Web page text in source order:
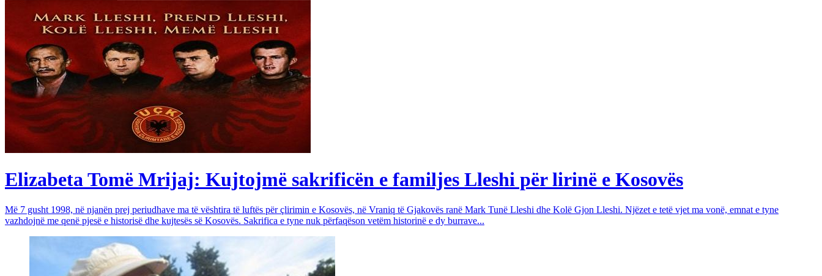
Elizabeta Tomë Mrijaj: Kujtojmë sakrificën e familjes Lleshi për lirinë e Kosovës
Më 7 gusht 1998, në njanën prej periudhave ma të vështira të luftës për çlirimin e Kosovës, në Vraniq të Gjakovës ranë Mark Tunë Lleshi dhe Kolë Gjon Lleshi. Njëzet e tetë vjet ma vonë, emnat e tyne
vazhdojnë me qenë pjesë e historisë dhe kujtesës së Kosovës. Sakrifica e tyne nuk përfaqëson vetëm historinë e dy burrave...